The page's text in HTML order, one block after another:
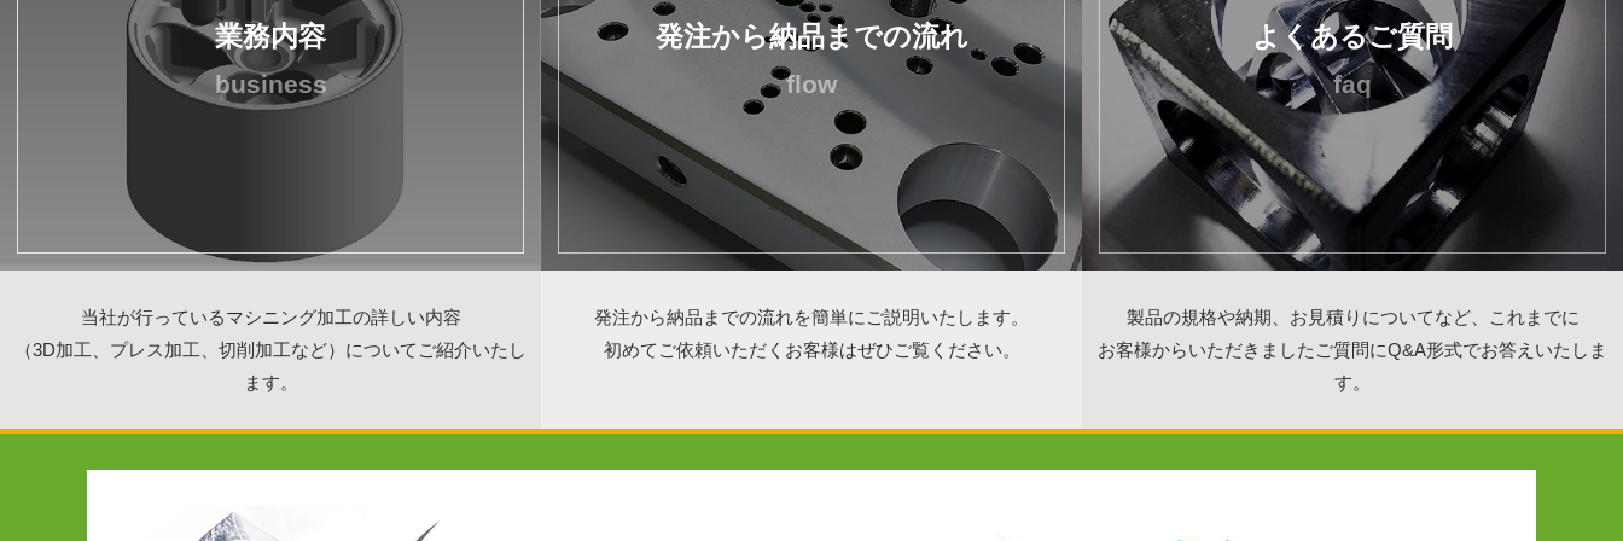
業務内容
business
当社が行っているマシニング加工の詳しい内容
（3D加工、プレス加工、切削加工など）についてご紹介いたし
ます。
発注から納品までの流れ
flow
発注から納品までの流れを簡単にご説明いたします。
初めてご依頼いただくお客様はぜひご覧ください。
よくあるご質問
faq
製品の規格や納期、お見積りについてなど、これまでに
お客様からいただきましたご質問にQ&A形式でお答えいたしま
す。